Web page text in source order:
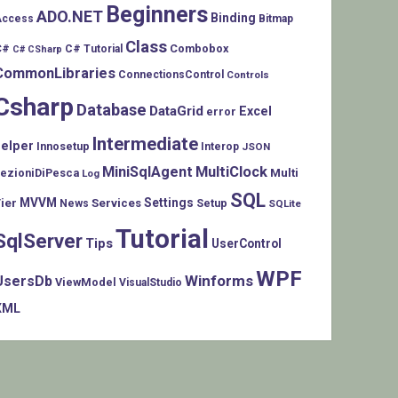
ADO.NET Beginners Binding Bitmap
C# CSharp C# Tutorial Class Combobox
ConnectionsControl Controls
Database DataGrid error Excel
Innosetup Intermediate Interop JSON
Log MiniSqlAgent MultiClock Multi
MVVM News Services Settings Setup SQL SQLite
TipsTutorial UserControl
ViewModel VisualStudio WinformsWPF